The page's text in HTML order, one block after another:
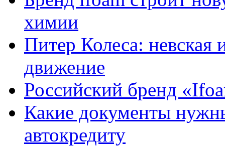
химии
Питер Колеса: невская
движение
Российский бренд
Какие документы
автокредиту